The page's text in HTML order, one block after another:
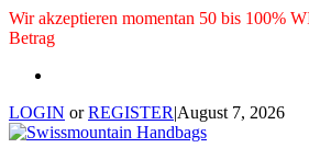
Wir akzeptieren momentan 50 bis 100%
Betrag
LOGIN orREGISTER|August 7, 2026